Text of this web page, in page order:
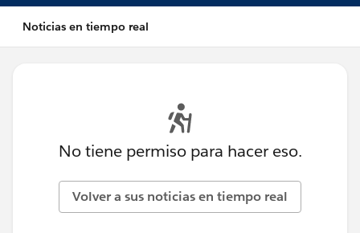
Noticias en tiempo real
No tiene permiso para hacer eso.
Volver a sus noticias en tiempo real